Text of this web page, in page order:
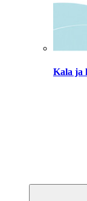
Kala ja